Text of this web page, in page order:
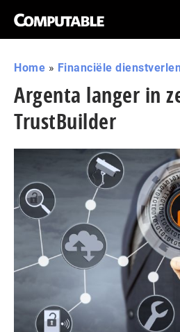
Home » Financiële
Argenta langer in
TrustBuilder